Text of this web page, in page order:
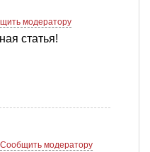
модератору
статья!
Сообщить модератору